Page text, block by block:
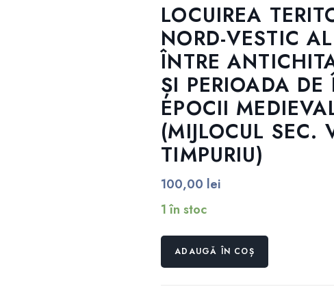
LOCUIREA
NORD-VESTIC
ÎNTRE
ȘI PERIOADA DE
EPOCII
(MIJLOCUL
TIMPURIU)
100,00 lei
1 în stoc
Cantitate
ADAUGĂ ÎN COȘ